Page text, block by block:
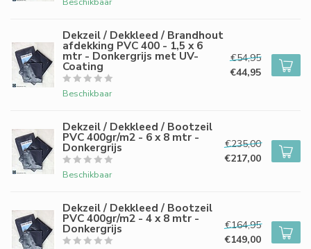
Dekzeil / Dekkleed / Brandhout
afdekking PVC 400 - 1,5 x 6
mtr - Donkergrijs met UV-
Coating
Beschikbaar
€54,95
€44,95
Dekzeil / Dekkleed / Bootzeil
PVC 400gr/m2 - 6 x 8 mtr -
Donkergrijs
Beschikbaar
€235,00
€217,00
Dekzeil / Dekkleed / Bootzeil
PVC 400gr/m2 - 4 x 8 mtr -
Donkergrijs
€164,95
€149,00